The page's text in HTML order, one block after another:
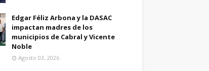
Edgar Féliz Arbona y la DASAC
impactan madres de los
municipios de Cabral y Vicente
Noble
Agosto 03, 2026